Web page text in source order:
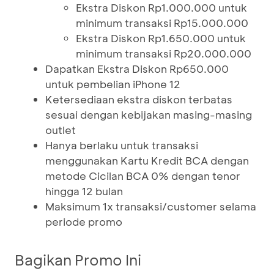
Ekstra Diskon Rp1.000.000 untuk
minimum transaksi Rp15.000.000
Ekstra Diskon Rp1.650.000 untuk
minimum transaksi Rp20.000.000
Dapatkan Ekstra Diskon Rp650.000
untuk pembelian iPhone 12
Ketersediaan ekstra diskon terbatas
sesuai dengan kebijakan masing-masing
outlet
Hanya berlaku untuk transaksi
menggunakan Kartu Kredit BCA dengan
metode Cicilan BCA 0% dengan tenor
hingga 12 bulan
Maksimum 1x transaksi/customer selama
periode promo
Bagikan Promo Ini